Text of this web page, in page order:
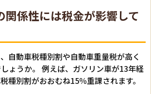
関係性には税金が影響して
自動車税種別割や自動車重量税が高く
ょうか。 例えば、ガソリン車が13年経
種別割がおおむね15％重課されます。